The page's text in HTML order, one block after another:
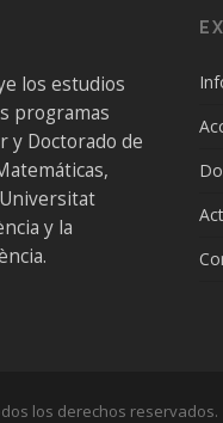
los estudios
programas
y Doctorado de
y la
los derechos reservados.